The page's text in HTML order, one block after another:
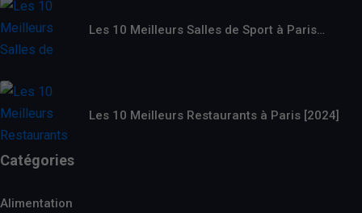
Les 10 Meilleurs Salles de Sport à Paris…
Les 10 Meilleurs Restaurants à Paris [2024]
Catégories
Alimentation